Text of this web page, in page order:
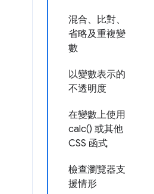
混合、比對、
省略及重複變
數
以變數表示的
不透明度
在變數上使用
calc() 或其他
CSS 函式
檢查瀏覽器支
援情形